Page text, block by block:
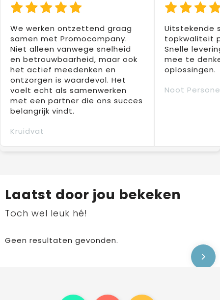
We werken ontzettend graag
samen met Promocompany.
Niet alleen vanwege snelheid
en betrouwbaarheid, maar ook
het actief meedenken en
ontzorgen is waardevol. Het
voelt echt als samenwerken
met een partner die ons succes
belangrijk vindt.
Kruidvat
Uitstekende
topkwaliteit
Snelle
mee te
oplossingen.
Noot
Laatst door jou bekeken
Toch wel leuk hé!
Geen resultaten gevonden.